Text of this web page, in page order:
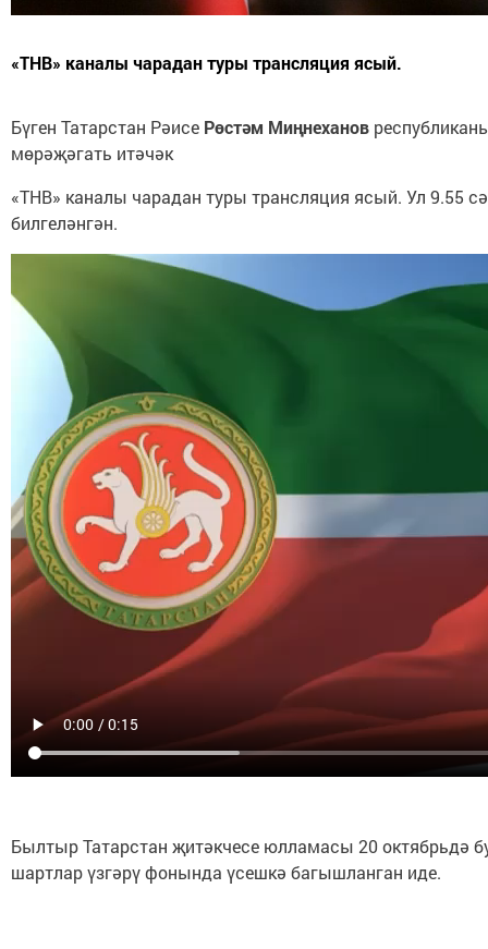
«ТНВ» каналы чарадан туры трансляция ясый.
Бүген Татарстан Рәисе Рөстәм Миңнеханов
мөрәҗәгать итәчәк
«ТНВ» каналы чарадан туры трансляция ясый. Ул 9.55
билгеләнгән.
Былтыр Татарстан җитәкчесе юлламасы 20 октябрьдә
шартлар үзгәрү фонында үсешкә багышланган иде.